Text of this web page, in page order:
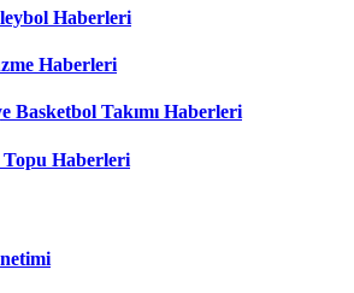
Haberleri
Haberleri
Basketbol Takımı Haberleri
Topu Haberleri